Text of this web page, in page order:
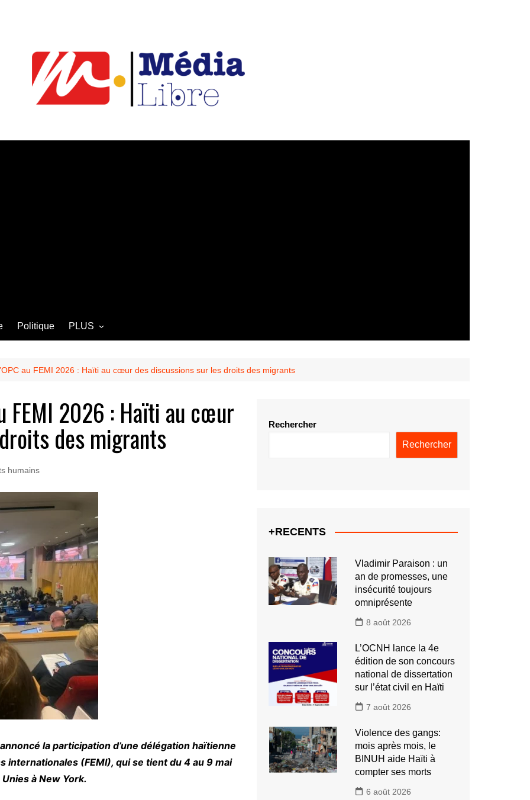
Politique PLUS
Culture
Société
Agriculture
Littérature
au FEMI 2026 : Haïti au cœur des discussions sur les droits des migrants
FEMI 2026 : Haïti au cœur
des migrants
humains
la participation d’une délégation haïtienne
internationales (FEMI), qui se tient du 4 au 9 mai
à New York.
Rechercher
Rechercher
+RECENTS
Vladimir Paraison : un
an de promesses, une
insécurité toujours
omniprésente
8 août 2026
L’OCNH lance la 4e
édition de son concours
national de dissertation
sur l’état civil en Haïti
7 août 2026
Violence des gangs:
mois après mois, le
BINUH aide Haïti à
compter ses morts
6 août 2026